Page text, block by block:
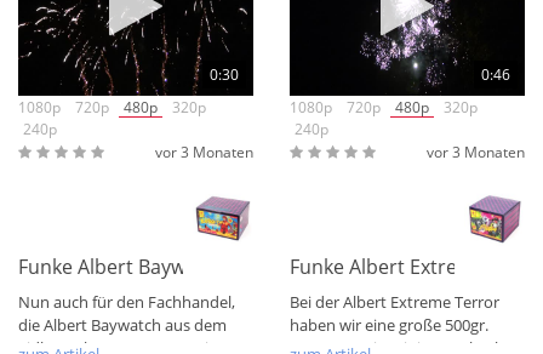
0:30
1080p
720p 480p
320p
240p
vor 3 Monaten
Funke Albert Baywatch Batterie
Nun auch für den Fachhandel,
die Albert Baywatch aus dem
Lidl Angebot 2024/2025. Die
0:46
1080p
720p 480p
320p
240p
vor 3 Monaten
Funke Albert Extreme
Bei der Albert Extreme Terror
haben wir eine große 500gr.
NEM Batterie mit im Wechsel